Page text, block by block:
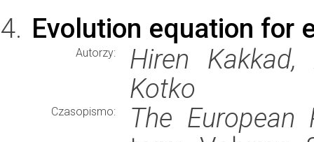
Evolution equation for
Autorzy:
Hiren
Kotko
Czasopismo:
The European